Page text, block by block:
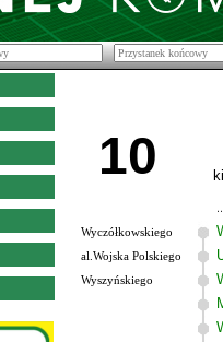
10
Wyczółkowskiego
al.Wojska Polskiego
Wyszyńskiego